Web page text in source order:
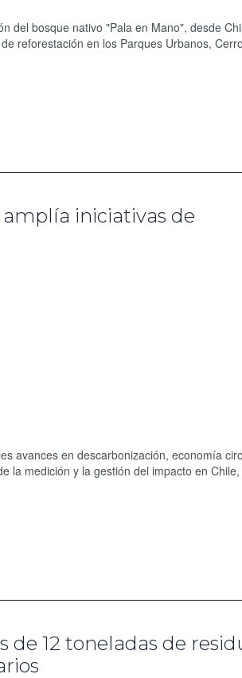
del bosque nativo "Pala en Mano", desde
reforestación en los Parques Urbanos, Cerro
amplía iniciativas de
avances en descarbonización, economía
la medición y la gestión del impacto en
12 toneladas de